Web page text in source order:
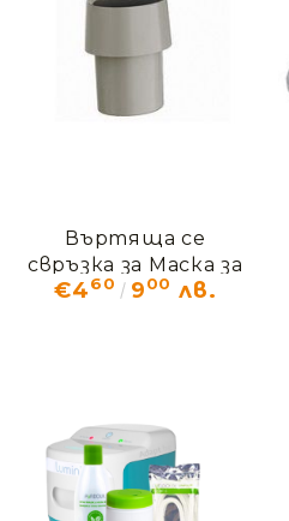
Въртяща се
свръзка за Маска за
цялото лице
€460 900 лв.